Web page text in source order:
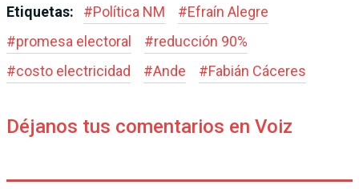
Etiquetas: #Política NM #Efraín Alegre
#promesa electoral #reducción 90%
#costo electricidad #Ande #Fabián Cáceres
Déjanos tus comentarios en Voiz